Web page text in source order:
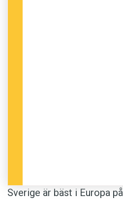
Sverige är bäst i Europa